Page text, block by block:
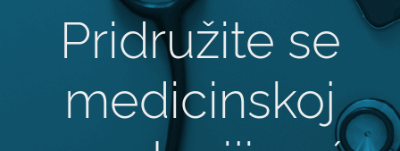
Pridružite se
medicinskoj